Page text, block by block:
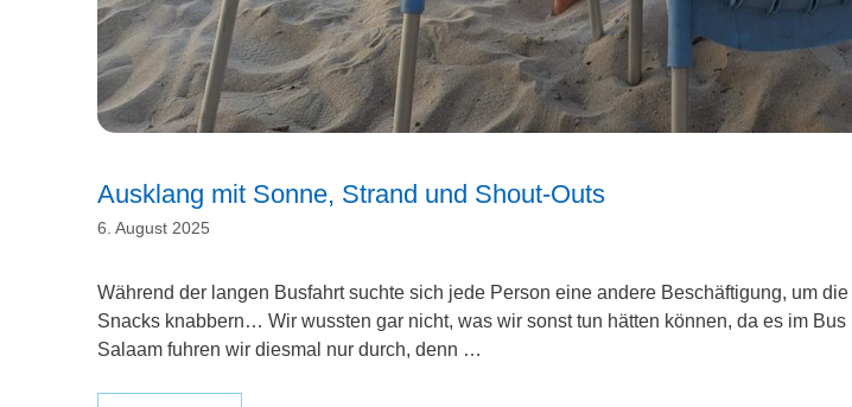
Ausklang mit Sonne, Strand und Shout-Outs
6. August 2025
Während der langen Busfahrt suchte sich jede Person eine andere Beschäftigung, um
Snacks knabbern… Wir wussten gar nicht, was wir sonst tun hätten können, da es im
Salaam fuhren wir diesmal nur durch, denn …